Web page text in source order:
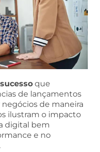
que
de lançamentos
de maneira
ilustram o impacto
digital bem
e no